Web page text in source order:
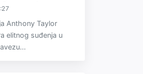
Anthony Taylor
elitnog suđenja u